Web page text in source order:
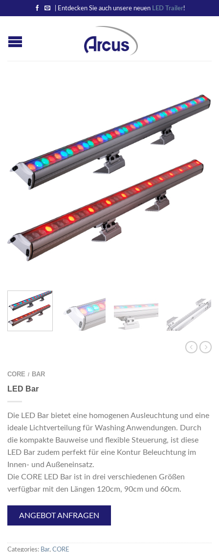
| Entdecken Sie auch unsere neuen LED Trailer!
CORE / BAR
LED Bar
Die LED Bar bietet eine homogenen Ausleuchtung und eine
ideale Lichtverteilung für Washing Anwendungen. Durch
die kompakte Bauweise und flexible Steuerung, ist diese
LED Bar zudem perfekt für eine Kontur Beleuchtung im
Innen- und Außeneinsatz.
Die CORE LED Bar ist in drei verschiedenen Größen
verfügbar mit den Längen 120cm, 90cm und 60cm.
ANGEBOT ANFRAGEN
Categories: Bar, CORE